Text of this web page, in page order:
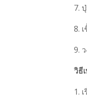
7.
8.
9.
วิธี
1.